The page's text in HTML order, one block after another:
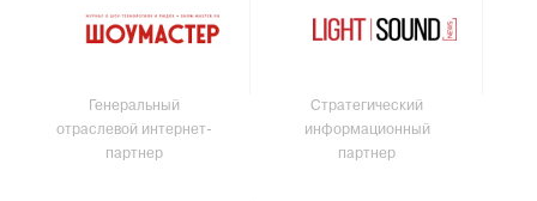
Генеральный
отраслевой интернет-
партнер
Стратегический
информационный
партнер